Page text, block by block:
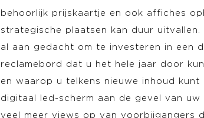
behoorlijk prijskaartje en ook affiches
strategische plaatsen kan duur
al aan gedacht om te investeren in een
reclamebord dat u het hele jaar door
en waarop u telkens nieuwe inhoud kunt
digitaal led-scherm aan de gevel van
veel meer views op van voorbijgangers